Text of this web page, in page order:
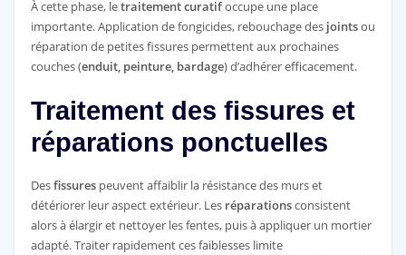
À cette phase, letraitement curatifoccupe une place
importante. Application de fongicides, rebouchage des jointsou
réparation de petites fissures permettent aux prochaines
couches (enduit, peinture, bardage) d’adhérer efficacement.
Traitement des fissures et
réparations ponctuelles
Desfissurespeuvent affaiblir la résistance des murs et
détériorer leur aspect extérieur. Les réparationsconsistent
alors à élargir et nettoyer les fentes, puis à appliquer un mortier
adapté. Traiter rapidement ces faiblesses limite